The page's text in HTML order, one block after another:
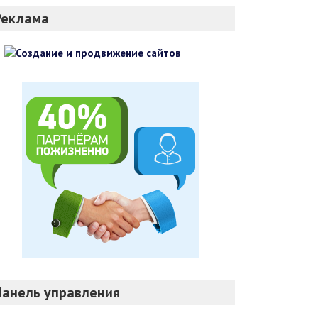
управления